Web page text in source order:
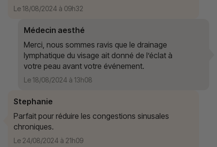
Le 18/08/2024 à 09h32
Médecin aesthé
Merci, nous sommes ravis que le drainage
lymphatique du visage ait donné de l’éclat à
votre peau avant votre événement.
Le 18/08/2024 à 13h08
Stephanie
Parfait pour réduire les congestions sinusales
chroniques.
Le 24/08/2024 à 21h09